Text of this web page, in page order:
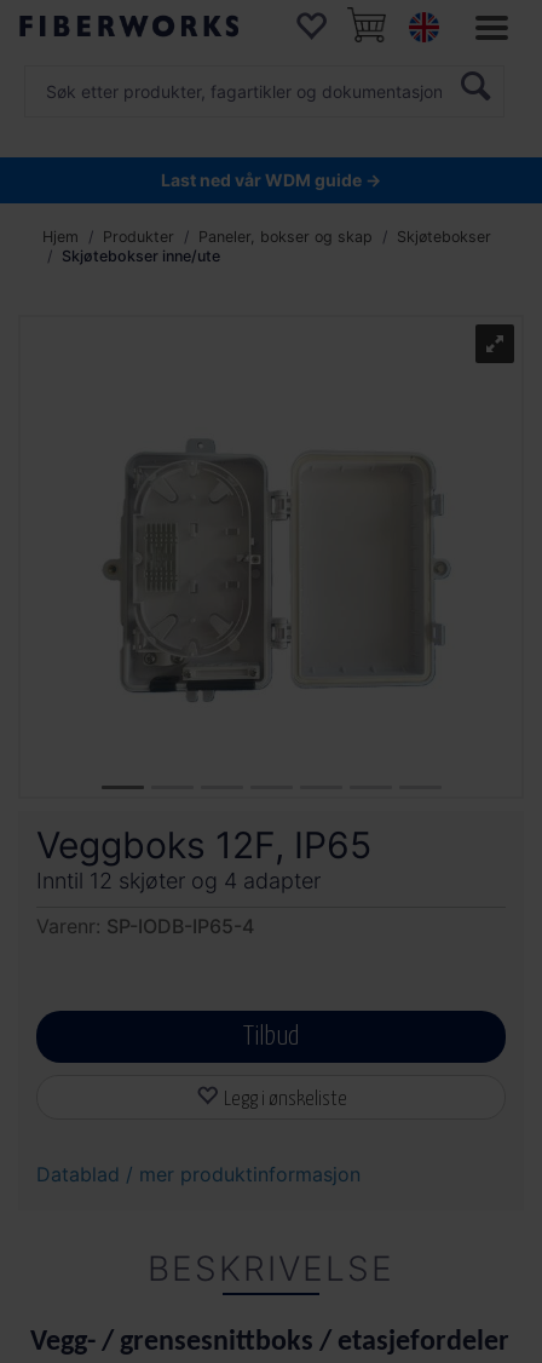
Last ned vår WDM guide →
Hjem Produkter Paneler, bokser og skap
Skjøtebokser
Skjøtebokser inne/ute
Veggboks 12F, IP65
Inntil 12 skjøter og 4 adapter
Varenr: SP-IODB-IP65-4
Tilbud
Legg i ønskeliste
Datablad / mer produktinformasjon
BESKRIVELSE
Vegg- / grensesnittboks / etasjefordeler